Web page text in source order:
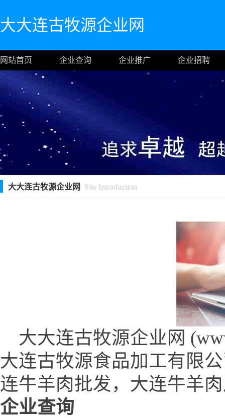
大大连古牧源企业网
网站首页 企业查询 企业推广 企业招聘
大大连古牧源企业网 Site Introduction
大大连古牧源企业网
大连古牧源食品加工有限
连牛羊肉批发，大连牛羊
企业查询